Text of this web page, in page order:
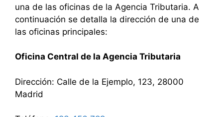
una de las oficinas de la Agencia Tributaria. A
continuación se detalla la dirección de una de
las oficinas principales:
Oficina Central de la Agencia Tributaria
Dirección: Calle de la Ejemplo, 123, 28000
Madrid